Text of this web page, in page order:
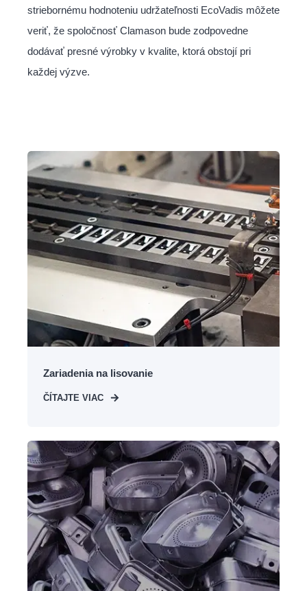
striebornému hodnoteniu udržateľnosti EcoVadis môžete
veriť, že spoločnosť Clamason bude zodpovedne
dodávať presné výrobky v kvalite, ktorá obstojí pri
každej výzve.
Zariadenia na lisovanie
ČÍTAJTE VIAC